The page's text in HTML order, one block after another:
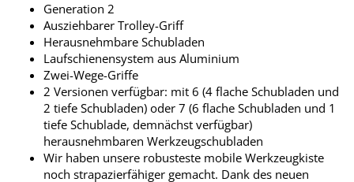
Generation 2
Ausziehbarer Trolley-Griff
Herausnehmbare Schubladen
Laufschienensystem aus Aluminium
Zwei-Wege-Griffe
2 Versionen verfügbar: mit 6 (4 flache Schubladen und
2 tiefe Schubladen) oder 7 (6 flache Schubladen und 1
tiefe Schublade, demnächst verfügbar)
herausnehmbaren Werkzeugschubladen
Wir haben unsere robusteste mobile Werkzeugkiste
noch strapazierfähiger gemacht. Dank des neuen